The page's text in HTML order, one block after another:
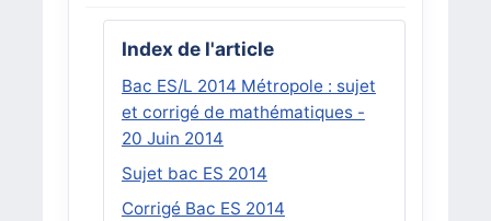
Index de l'article
Bac ES/L 2014 Métropole : sujet
et corrigé de mathématiques -
20 Juin 2014
Sujet bac ES 2014
Corrigé Bac ES 2014